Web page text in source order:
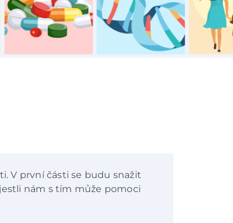
V první části se budu snažit
nám s tím může pomoci